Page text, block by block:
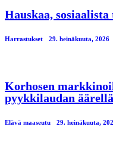
Hauskaa,
Harrastukset 29. heinäkuuta, 2026
Korhosen
pyykkilaudan äärellä
Elävä maaseutu 29. heinäkuuta,